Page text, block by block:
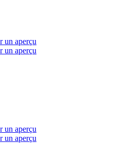
un aperçu
un aperçu
un aperçu
un aperçu